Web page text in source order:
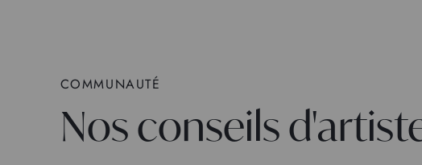
COMMUNAUTÉ
Nos conseils